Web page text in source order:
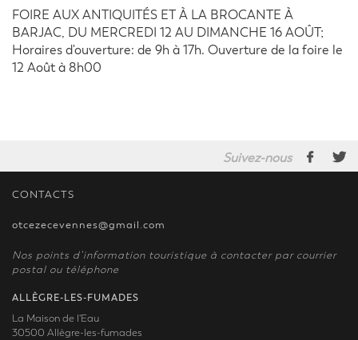
FOIRE AUX ANTIQUITÉS ET À LA BROCANTE À
BARJAC, DU MERCREDI 12 AU DIMANCHE 16 AOÛT;
Horaires d'ouverture: de 9h à 17h. Ouverture de la foire le
12 Août à 8h00
Suivez-nous
CONTACTS
otcezecevennes@gmail.com
Nos points d’information touristique à contacter par courrier
postal ou téléphone
ALLÈGRE-LES-FUMADES
La Maison de l'Eau
30500 Allègre-les-fumades